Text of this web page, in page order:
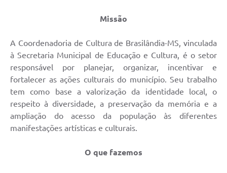
Missão
A Coordenadoria de Cultura de Brasilândia-MS, vinculada
à Secretaria Municipal de Educação e Cultura, é o setor
responsável por planejar, organizar, incentivar e
fortalecer as ações culturais do município. Seu trabalho
tem como base a valorização da identidade local, o
respeito à diversidade, a preservação da memória e a
ampliação do acesso da população às diferentes
manifestações artísticas e culturais.
O que fazemos